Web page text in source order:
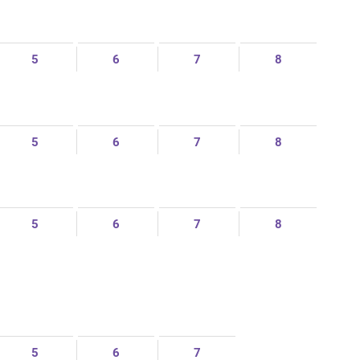
5 6 7 8
5 6 7 8
5 6 7 8
5 6 7